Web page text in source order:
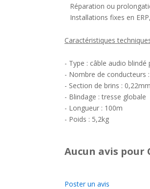
Réparation ou
Installations fixes en
Caractéristiques
- Type : câble audio
- Nombre de conducteurs
- Section de brins :
- Blindage : tresse globale
- Longueur : 100m
- Poids : 5,2kg
Aucun avis pour
Poster un avis